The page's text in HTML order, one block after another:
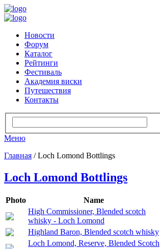
Новости
Форум
Каталог
Рейтинги
Фестиваль
Академия виски
Путешествия
Контакты
Меню
Главная / Loch Lomond Bottlings
Loch Lomond Bottlings
Photo Name
High Commissioner, Blended scotch
whisky - Loch Lomond
Highland Baron, Blended scotch whisky
Loch Lomond, Reserve, Blended Scotch